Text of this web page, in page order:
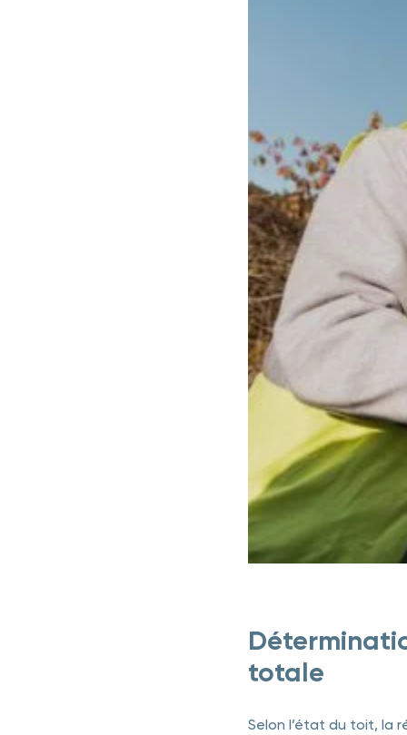
totale
Selon l’état du toit, la